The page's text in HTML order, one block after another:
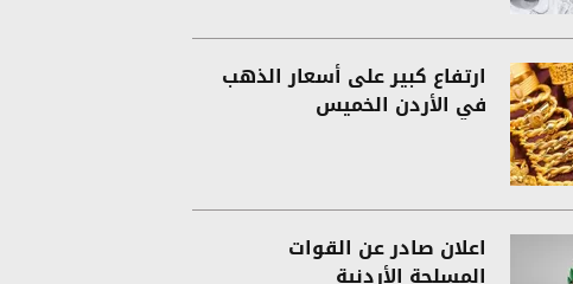
ارتفاع كبير على أسعار الذهب
في الأردن الخميس
اعلان صادر عن القوات
المسلحة الأردنية